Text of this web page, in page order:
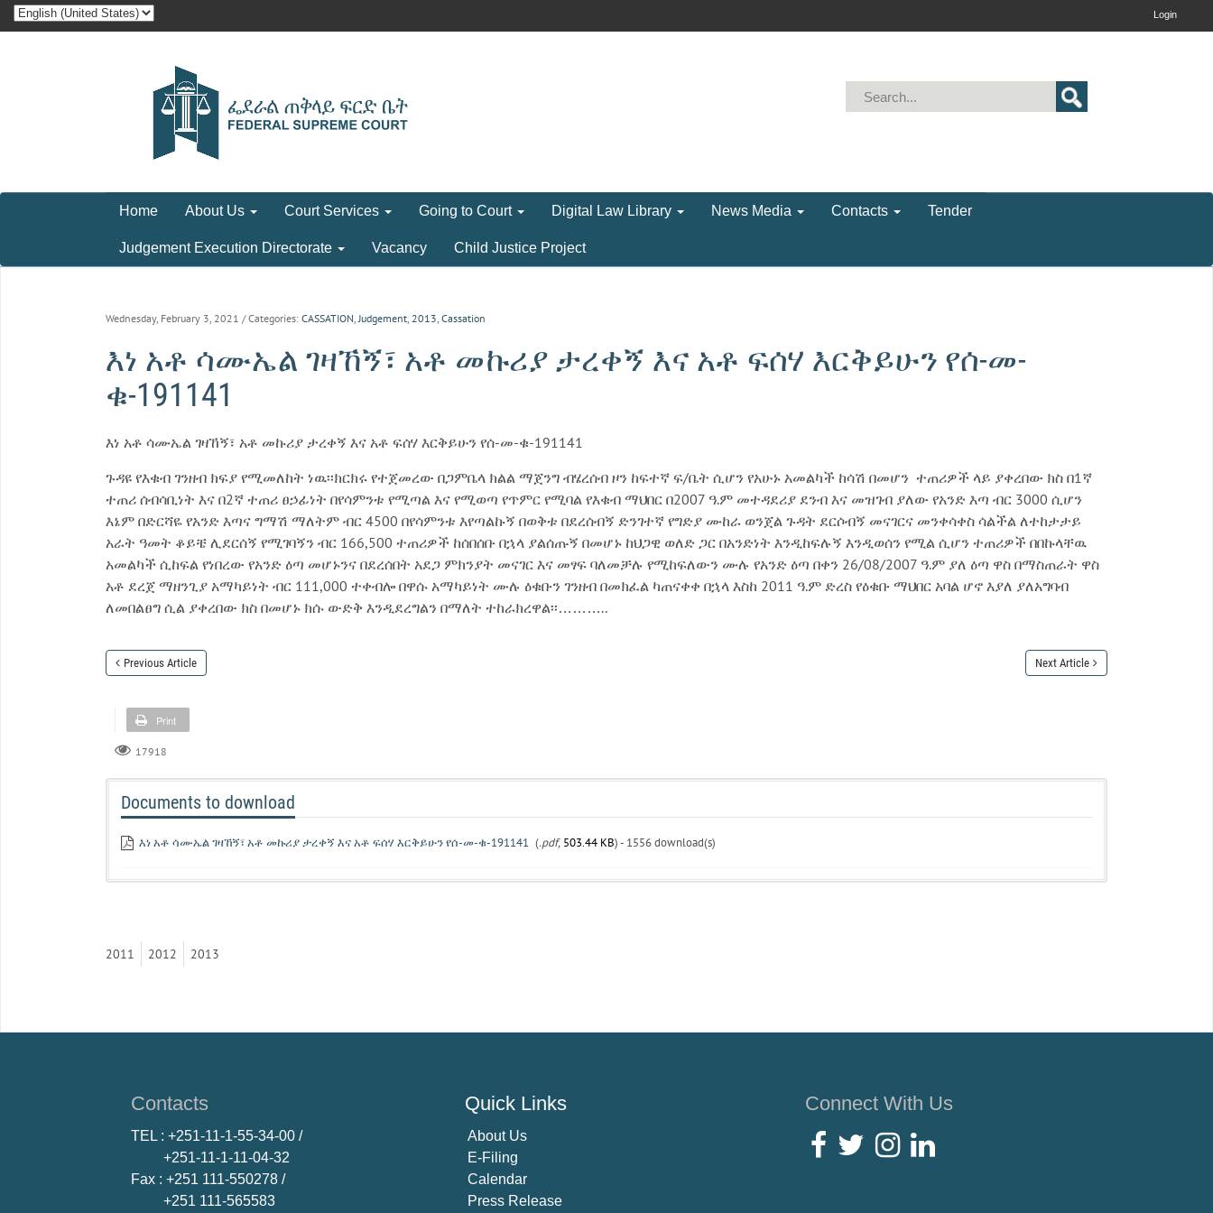
Login
Home About Us Court Services Going to Court Digital Law Library News Media Contacts Tender
Judgement Execution Directorate Vacancy Child Justice Project
Wednesday, February 3, 2021 / Categories: CASSATION,Judgement, 2013, Cassation
እነ አቶ ሳሙኤል ገዛኸኝ፣ አቶ መኩሪያ ታረቀኝ እና አቶ ፍሰሃ እርቅይሁን የሰ-መ-
ቁ-191141
እነ አቶ ሳሙኤል ገዛኸኝ፣ አቶ መኩሪያ ታረቀኝ እና አቶ ፍሰሃ እርቅይሁን የሰ-መ-ቁ-191141
ጉዳዩ የእቁብ ገንዘብ ክፍያ የሚመለከት ነዉ፡፡ክርክሩ የተጀመረው በጋምቤላ ክልል ማጀንግ ብሄረሰብ ዞን ከፍተኛ ፍ/ቤት ሲሆን የአሁኑ አመልካች ከሳሽ በመሆን ተጠሪዎች ላይ ያቀረበው ክስ በ1ኛ
ተጠሪ ሰብሳቢነት እና በ2ኛ ተጠሪ ፀኃፊነት በየሳምንቱ የሚጣል እና የሚወጣ የጥምር የሚባል የእቁብ ማህበር በ2007 ዓ.ም መተዳደሪያ ደንብ እና መዝገብ ያለው የአንድ እጣ ብር 3000 ሲሆን
እኔም በድርሻዬ የአንድ እጣና ግማሽ ማለትም ብር 4500 በየሳምንቱ እየጣልኩኝ በወቅቱ በደረሰብኝ ድንገተኛ የግድያ ሙከራ ወንጀል ጉዳት ደርሶብኝ መናገርና መንቀሳቀስ ሳልችል ለተከታታይ
አራት ዓመት ቆይቼ ሊደርሰኝ የሚገባኝን ብር 166,500 ተጠሪዎች ከሰበሰቡ በኋላ ያልሰጡኝ በመሆኑ ከህጋዊ ወለድ ጋር በአንድነት እንዲከፍሉኝ እንዲወሰን የሚል ሲሆን ተጠሪዎች በበኩላቸዉ
አመልካች ሲከፍል የነበረው የአንድ ዕጣ መሆኑንና በደረሰበት አደጋ ምክንያት መናገር እና መፃፍ ባለመቻሉ የሚከፍለውን ሙሉ የአንድ ዕጣ በቀን 26/08/2007 ዓ.ም ያለ ዕጣ ዋስ በማስጠራት ዋስ
አቶ ደረጀ ማዘንጊያ አማካይነት ብር 111,000 ተቀብሎ በዋሱ አማካይነት ሙሉ ዕቁቡን ገንዘብ በመክፈል ካጠናቀቀ በኋላ እስከ 2011 ዓ.ም ድረስ የዕቁቡ ማህበር አባል ሆኖ እያለ ያለአግባብ
ለመበልፀግ ሲል ያቀረበው ክስ በመሆኑ ክሱ ውድቅ እንዲደረግልን በማለት ተከራክረዋል፡፡………..
Previous Article Next Article
Print
17918
Documents to download
እነ አቶ ሳሙኤል ገዛኸኝ፣ አቶ መኩሪያ ታረቀኝ እና አቶ ፍሰሃ እርቅይሁን የሰ-መ-ቁ-191141 (.pdf, 503.44 KB) - 1556 download(s)
2011 2012 2013
Contacts
TEL : +251-11-1-55-34-00 /
+251-11-1-11-04-32
Fax : +251 111-550278 /
+251 111-565583
Quick Links
About Us
E-Filing
Calendar
Press Release
Connect With Us